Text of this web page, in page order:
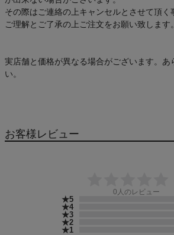
その際はご連絡の上キャンセルとさせて頂
ご理解とご了承の上ご注文をお願い致します。
実店舗と価格が異なる場合がございます。あ
い。
お客様レビュー
0 人のレビュー
★5
★4
★3
★2
★1